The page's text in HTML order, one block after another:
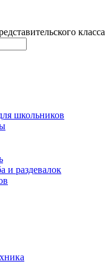
класса
школьников
и раздевалок